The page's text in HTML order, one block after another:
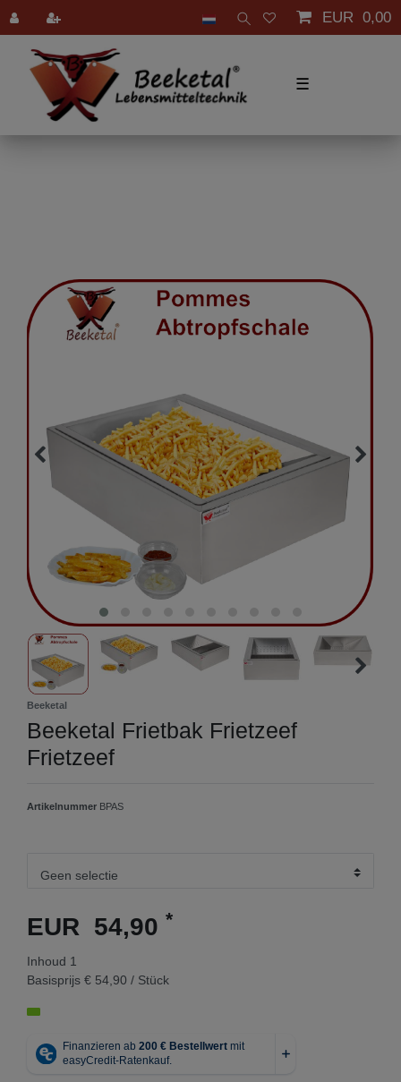
EUR 0,00
☰
Beeketal
Beeketal Frietbak Frietzeef
Frietzeef
Artikelnummer BPAS
EUR 54,90 *
Inhoud 1
Basisprijs € 54,90 / Stück